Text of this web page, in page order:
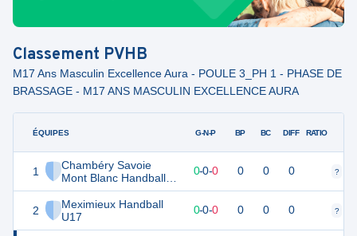
Classement PVHB
M17 Ans Masculin Excellence Aura - POULE 3_PH 1 - PHASE DE
BRASSAGE - M17 ANS MASCULIN EXCELLENCE AURA
ÉQUIPES
1
Chambéry Savoie
Mont Blanc Handball
U17
2
Meximieux Handball
U17
G-N-P BP BC DIFF RATIO
0 0-0-0 0 0 0 ?
0 0-0-0 0 0 0 ?